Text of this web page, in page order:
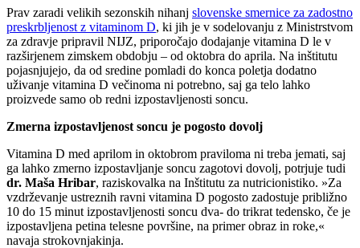
Prav zaradi velikih sezonskih nihanj slovenske smernice za zadostno
preskrbljenost z vitaminom D, ki jih je v sodelovanju z Ministrstvom
za zdravje pripravil NIJZ, priporočajo dodajanje vitamina D le v
razširjenem zimskem obdobju – od oktobra do aprila. Na inštitutu
pojasnjujejo, da od sredine pomladi do konca poletja dodatno
uživanje vitamina D večinoma ni potrebno, saj ga telo lahko
proizvede samo ob redni izpostavljenosti soncu.
Zmerna izpostavljenost soncu je pogosto dovolj
Vitamina D med aprilom in oktobrom praviloma ni treba jemati, saj
ga lahko zmerno izpostavljanje soncu zagotovi dovolj, potrjuje tudi
dr. Maša Hribar, raziskovalka na Inštitutu za nutricionistiko. »Za
vzdrževanje ustreznih ravni vitamina D pogosto zadostuje približno
10 do 15 minut izpostavljenosti soncu dva- do trikrat tedensko, če je
izpostavljena petina telesne površine, na primer obraz in roke,«
navaja strokovnjakinja.